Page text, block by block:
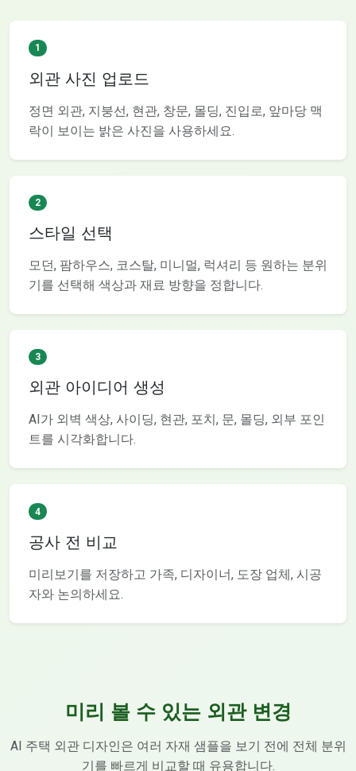
1
외관 사진 업로드
정면 외관, 지붕선, 현관, 창문, 몰딩, 진입로, 앞마당 맥
락이 보이는 밝은 사진을 사용하세요.
2
스타일 선택
모던, 팜하우스, 코스탈, 미니멀, 럭셔리 등 원하는 분위
기를 선택해 색상과 재료 방향을 정합니다.
3
외관 아이디어 생성
AI가 외벽 색상, 사이딩, 현관, 포치, 문, 몰딩, 외부 포인
트를 시각화합니다.
4
공사 전 비교
미리보기를 저장하고 가족, 디자이너, 도장 업체, 시공
자와 논의하세요.
미리 볼 수 있는 외관 변경
AI 주택 외관 디자인은 여러 자재 샘플을 보기 전에 전체 분위
기를 빠르게 비교할 때 유용합니다.